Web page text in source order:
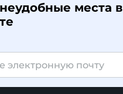
места в